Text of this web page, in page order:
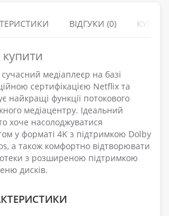
ВІДГУКИ (0)
медіаплеєр на базі
сертифікацією Netflix та
найкращі функції потокового
медіацентру. Ідеальний
хоче насолоджуватися
у форматі 4K з підтримкою Dolby
а також комфортно відтворювати
з розширеною підтримкою
дисків.